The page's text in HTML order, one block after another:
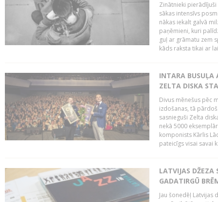
Zinātnieki pierādījuši
sākas intensīvs
nākas iekalt galvā
paņēmieni, kuri
guļ ar grāmatu zem
kāds raksta tikai ar
INTARA BUSUĻA
ZELTA DISKA
Divus mēnešus pēc
izdošanas, tā
sasnieguši Zelta
nekā 5000
komponists Kārlis
pateicīgs visai savai
LATVIJAS DŽEZA
GADATIRGŪ
Jau šonedēļ Latvijas